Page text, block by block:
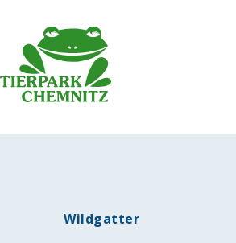
Wildgatter